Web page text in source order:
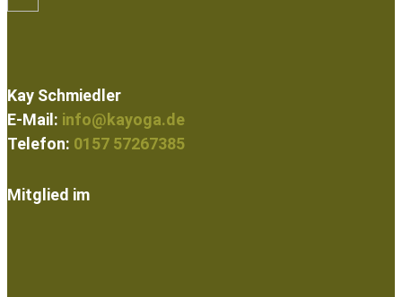
Kay Schmiedler
E-Mail: info@kayoga.de
Telefon: 0157 57267385
Mitglied im